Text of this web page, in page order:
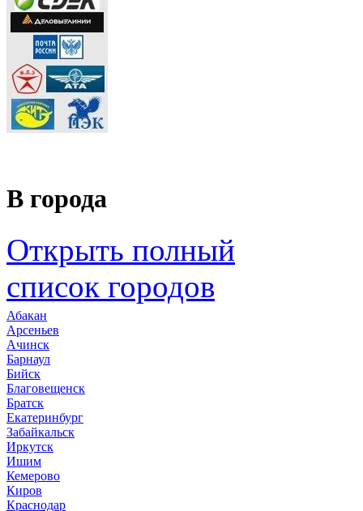
В города
Открыть полный
список городов
Абакан
Арсеньев
Ачинск
Барнаул
Бийск
Благовещенск
Братск
Екатеринбург
Забайкальск
Иркутск
Ишим
Кемерово
Киров
Краснодар